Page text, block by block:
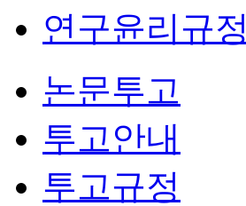
연구윤리규정
논문투고
투고안내
투고규정